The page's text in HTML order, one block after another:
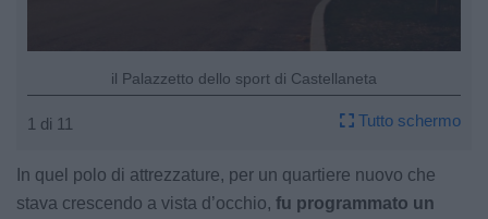
il Palazzetto dello sport di Castellaneta
1 di 11 Tutto schermo
In quel polo di attrezzature, per un quartiere nuovo che
stava crescendo a vista d’occhio, fu programmato un